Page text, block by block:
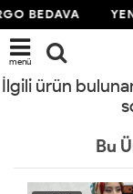
BEDAVA
menü
İlgili ürün
Bu